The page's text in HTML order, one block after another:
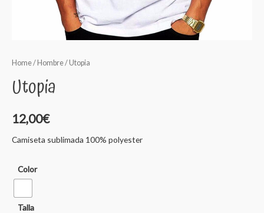
Home/ Hombre/ Utopia
Utopia
12,00€
Camiseta sublimada 100% polyester
Color
Talla